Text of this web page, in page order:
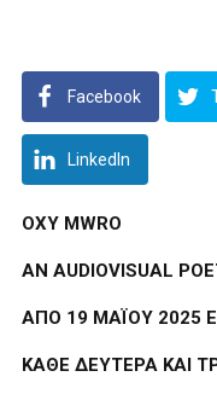
Facebook
LinkedIn
OXY MWRO
AN AUDIOVISUAL
AΠΟ 19 ΜΑΪΟΥ 2025
ΚΑΘΕ ΔΕΥΤΕΡΑ ΚΑΙ